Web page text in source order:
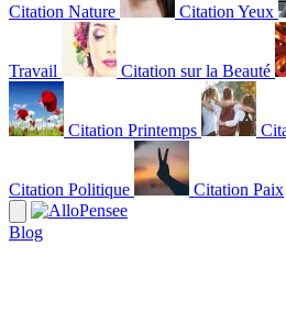
Citation Nature Citation Yeux
Travail Citation sur la Beauté
Citation Printemps
Citation Politique Citation Paix
Blog